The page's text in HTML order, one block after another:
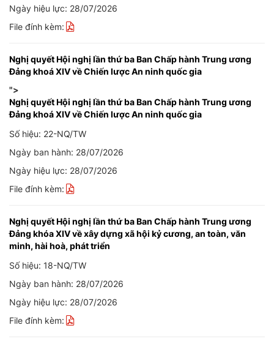
Ngày hiệu lực: 28/07/2026
File đính kèm:
Nghị quyết Hội nghị lần thứ ba Ban Chấp hành Trung ương
Đảng khoá XIV về Chiến lược An ninh quốc gia
">
Nghị quyết Hội nghị lần thứ ba Ban Chấp hành Trung ương
Đảng khoá XIV về Chiến lược An ninh quốc gia
Số hiệu: 22-NQ/TW
Ngày ban hành: 28/07/2026
Ngày hiệu lực: 28/07/2026
File đính kèm:
Nghị quyết Hội nghị lần thứ ba Ban Chấp hành Trung ương
Đảng khóa XIV về xây dựng xã hội kỷ cương, an toàn, văn
minh, hài hoà, phát triển
Số hiệu: 18-NQ/TW
Ngày ban hành: 28/07/2026
Ngày hiệu lực: 28/07/2026
File đính kèm: